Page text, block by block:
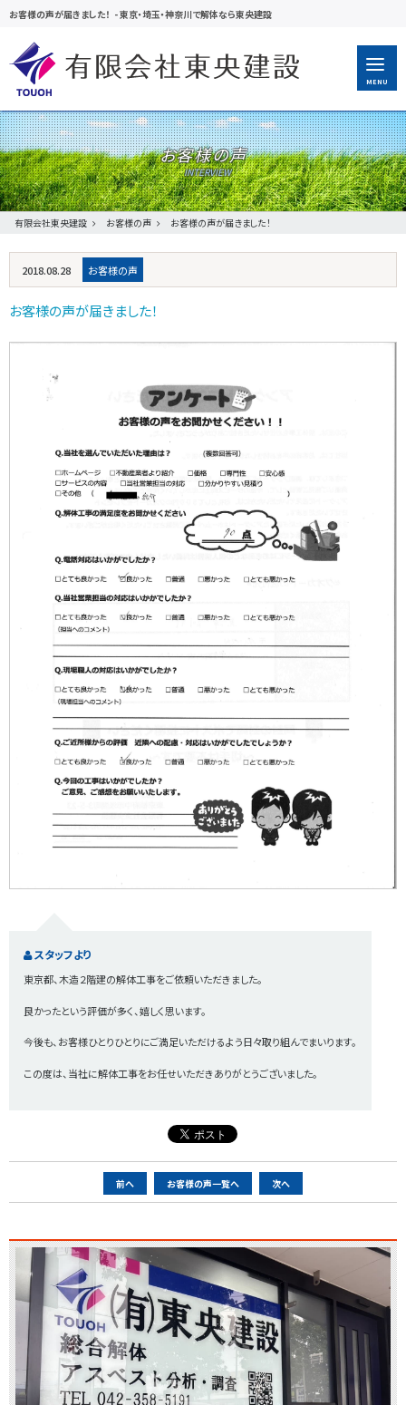
お客様の声が届きました！ -東京・埼玉・神奈川で解体なら東央建設
MENU
お客様の声
有限会社東央建設 お客様の声 お客様の声が届きました！
2018.08.28 お客様の声
お客様の声が届きました！
スタッフより
東京都、木造２階建の解体工事をご依頼いただきました。
良かったという評価が多く、嬉しく思います。
今後も、お客様ひとりひとりにご満足いただけるよう日々取り組んでまいります。
この度は、当社に解体工事をお任せいただきありがとうございました。
ー
ナ
ビ
ゲ
ー
シ
ョ
ン
前へ お客様の声一覧へ 次へ